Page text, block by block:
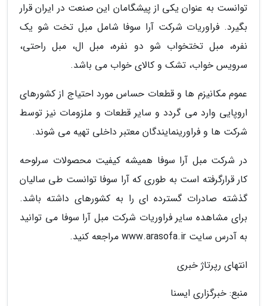
توانست به عنوان یکی از پیشگامان این صنعت در ایران قرار
بگیرد. فراوریات شرکت آرا سوفا شامل مبل تخت شو یک
نفره، مبل تختخواب شو دو نفره، مبل ال، مبل راحتی،
سرویس خواب، تشک و کالای خواب می باشد.
عموم مکانیزم ها و قطعات حساس مورد احتیاج از کشورهای
اروپایی وارد می گردد و سایر قطعات و ملزومات نیز توسط
شرکت ها و فراورینمایندگان معتبر داخلی تهیه می شوند.
در شرکت مبل آرا سوفا همیشه کیفیت محصولات سرلوحه
کار قرارگرفته است به طوری که آرا سوفا توانست طی سالیان
گذشته صادرات گسترده ای را به کشورهای داشته باشد.
برای مشاهده سایر فراوریات شرکت مبل آرا سوفا می توانید
به آدرس سایت www.arasofa.ir مراجعه کنید.
انتهای رپرتاژ خبری
منبع: خبرگزاری ایسنا